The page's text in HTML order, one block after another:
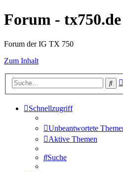
Forum - tx750.de
Forum der IG TX 750
Zum Inhalt
Schnellzugriff
Unbeantwortete
Aktive Themen
Suche